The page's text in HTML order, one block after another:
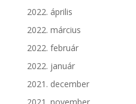
2022. április
2022. március
2022. február
2022. január
2021. december
2021. november